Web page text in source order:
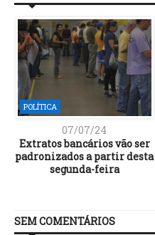
POLÍTICA
07/07/24
Extratos bancários vão ser
padronizados a partir desta
segunda-feira
SEM COMENTÁRIOS